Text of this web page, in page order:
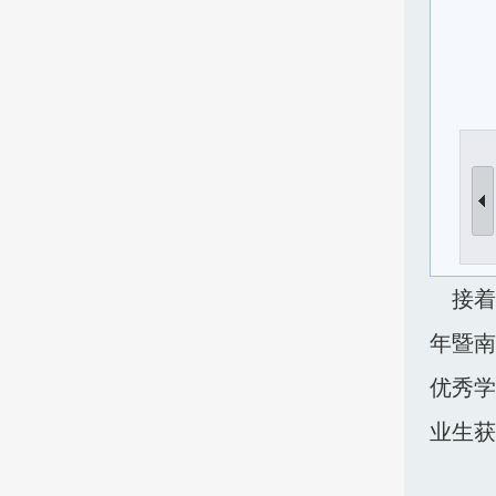
接着
年暨
优秀
业生